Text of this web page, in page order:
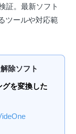
証。最新ソフト
ツールや対応範
除ソフト
を変換した